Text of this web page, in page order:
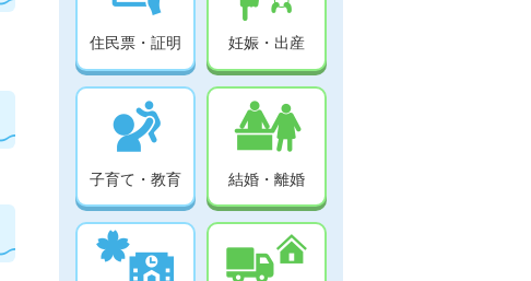
住民票・証明 妊娠・出産
子育て・教育 結婚・離婚